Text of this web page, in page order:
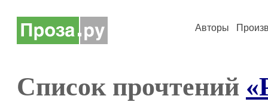
Авторы
Список прочтений